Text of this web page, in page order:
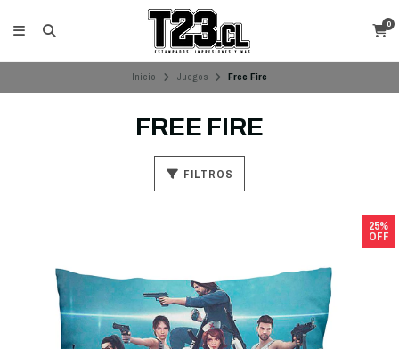
0
Inicio Juegos Free Fire
FREE FIRE
FILTROS
25%
OFF